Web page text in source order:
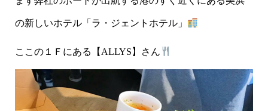
の新しいホテル「ラ・ジェントホテル」
ここの１Ｆにある【ALLYS】さん